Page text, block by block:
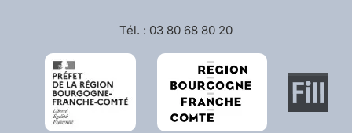
Tél. : 03 80 68 80 20